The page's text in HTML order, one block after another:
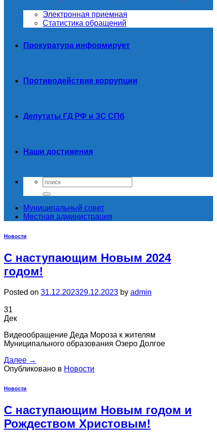
Электронная приемная
Статистика обращений
Прокуратура информирует
Противодействие коррупции
Депутаты ГД РФ и ЗС СПб
Наши достижения
Муниципальный совет
Местная администрация
Новости
С наступающим Новым 2024
годом!
Posted on 31.12.202329.12.2023 by admin
31
Дек
Видеообращение Деда Мороза к жителям
Муниципального образования Озеро Долгое
Далее →
Опубликовано в Новости
Новости
С наступающим Новым годом и
Рождеством Христовым!